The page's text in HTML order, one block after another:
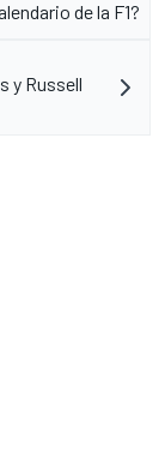
de la F1?
y Russell